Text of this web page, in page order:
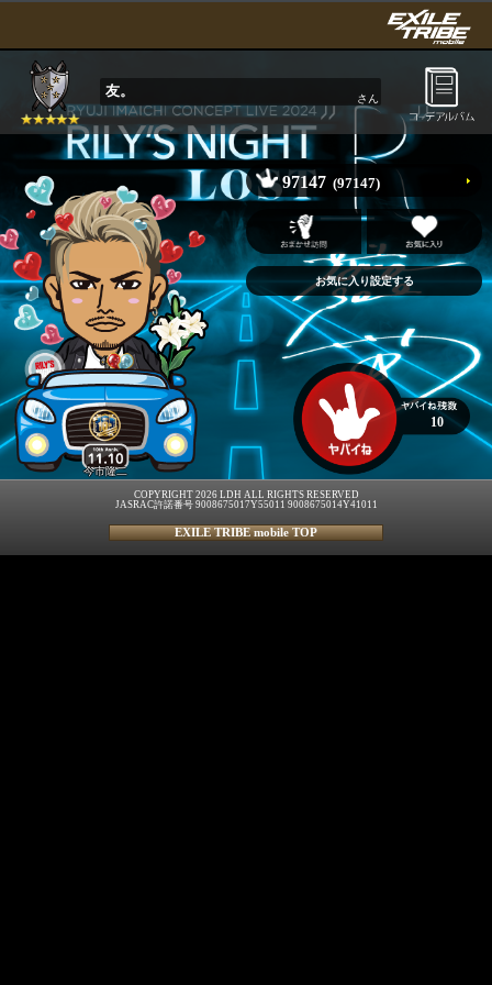
友。 さん
今市隆二
97147 (97147)
10
COPYRIGHT 2026 LDH ALL RIGHTS RESERVED
JASRAC許諾番号 9008675017Y55011 9008675014Y41011
EXILE TRIBE mobile TOP